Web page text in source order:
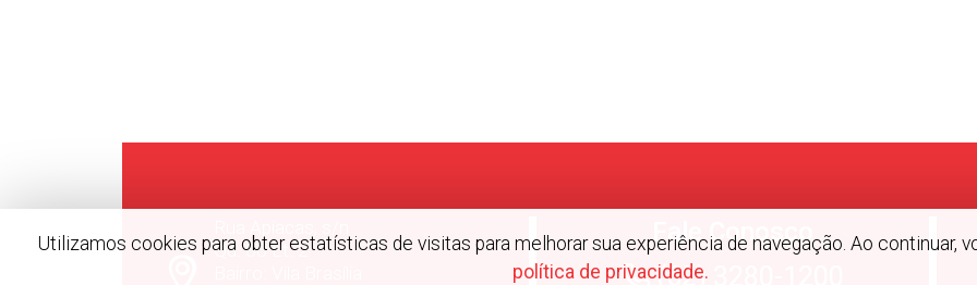
Qd. 30 Lt. 2
Fale Conosco
(62) 3280-1200
Utilizamos cookies para obter estatísticas de visitas para melhorar sua experiência de navegação. Ao continuar,
política de privacidade.